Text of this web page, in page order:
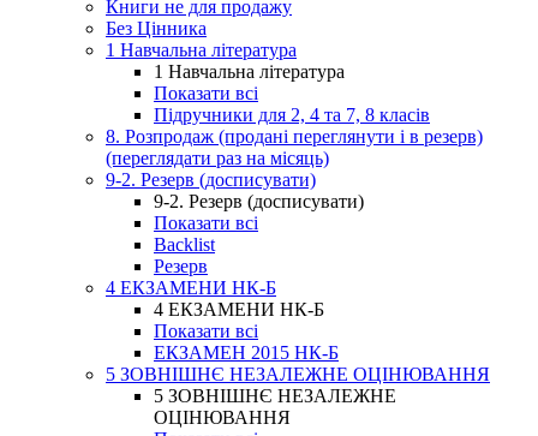
Книги не для продажу
Без Цінника
1 Навчальна література
1 Навчальна література
Показати всі
Підручники для 2, 4 та 7, 8 класів
8. Розпродаж (продані переглянути і в резерв)
(переглядати раз на місяць)
9-2. Резерв (досписувати)
9-2. Резерв (досписувати)
Показати всі
Backlist
Резерв
4 ЕКЗАМЕНИ НК-Б
4 ЕКЗАМЕНИ НК-Б
Показати всі
ЕКЗАМЕН 2015 НК-Б
5 ЗОВНІШНЄ НЕЗАЛЕЖНЕ ОЦІНЮВАННЯ
5 ЗОВНІШНЄ НЕЗАЛЕЖНЕ
ОЦІНЮВАННЯ